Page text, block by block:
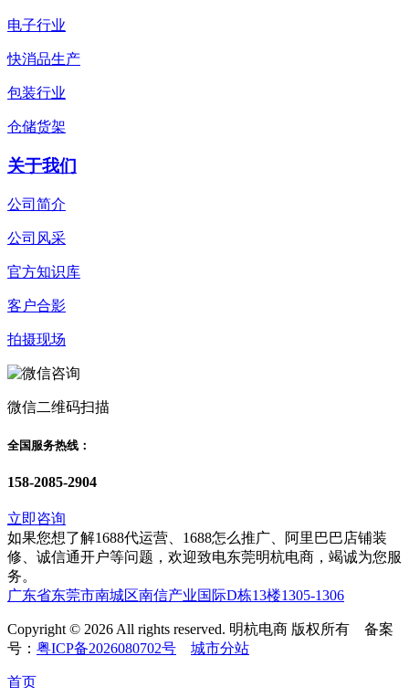
电子行业
快消品生产
包装行业
仓储货架
关于我们
公司简介
公司风采
官方知识库
客户合影
拍摄现场
微信二维码扫描
全国服务热线：
158-2085-2904
立即咨询
如果您想了解1688代运营、1688怎么推广、阿里巴巴店铺装
修、诚信通开户等问题，欢迎致电东莞明杭电商，竭诚为您服
务。
广东省东莞市南城区南信产业国际D栋13楼1305-1306
Copyright © 2026 All rights reserved. 明杭电商 版权所有 备案
号： 粤ICP备2026080702号 城市分站
首页